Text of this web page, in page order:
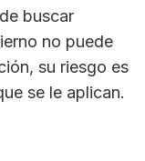
buscar
no puede
su riesgo es
se le aplican.